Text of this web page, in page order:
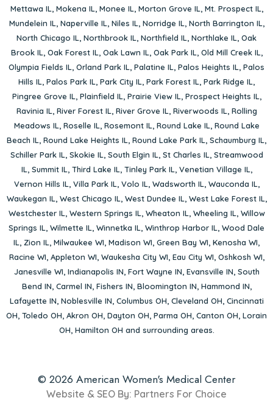
Mettawa IL, Mokena IL, Monee IL, Morton Grove IL, Mt. Prospect IL,
Mundelein IL, Naperville IL, Niles IL, Norridge IL, North Barrington IL,
North Chicago IL, Northbrook IL, Northfield IL, Northlake IL, Oak
Brook IL, Oak Forest IL, Oak Lawn IL, Oak Park IL, Old Mill Creek IL,
Olympia Fields IL, Orland Park IL, Palatine IL, Palos Heights IL, Palos
Hills IL, Palos Park IL, Park City IL, Park Forest IL, Park Ridge IL,
Pingree Grove IL, Plainfield IL, Prairie View IL, Prospect Heights IL,
Ravinia IL, River Forest IL, River Grove IL, Riverwoods IL, Rolling
Meadows IL, Roselle IL, Rosemont IL, Round Lake IL, Round Lake
Beach IL, Round Lake Heights IL, Round Lake Park IL, Schaumburg IL,
Schiller Park IL, Skokie IL, South Elgin IL, St Charles IL, Streamwood
IL, Summit IL, Third Lake IL, Tinley Park IL, Venetian Village IL,
Vernon Hills IL, Villa Park IL, Volo IL, Wadsworth IL, Wauconda IL,
Waukegan IL, West Chicago IL, West Dundee IL, West Lake Forest IL,
Westchester IL, Western Springs IL, Wheaton IL, Wheeling IL, Willow
Springs IL, Wilmette IL, Winnetka IL, Winthrop Harbor IL, Wood Dale
IL, Zion IL, Milwaukee WI, Madison WI, Green Bay WI, Kenosha WI,
Racine WI, Appleton WI, Waukesha City WI, Eau City WI, Oshkosh WI,
Janesville WI, Indianapolis IN, Fort Wayne IN, Evansville IN, South
Bend IN, Carmel IN, Fishers IN, Bloomington IN, Hammond IN,
Lafayette IN, Noblesville IN, Columbus OH, Cleveland OH, Cincinnati
OH, Toledo OH, Akron OH, Dayton OH, Parma OH, Canton OH, Lorain
OH, Hamilton OH and surrounding areas.
© 2026 American Women's Medical Center
Website & SEO By: Partners For Choice